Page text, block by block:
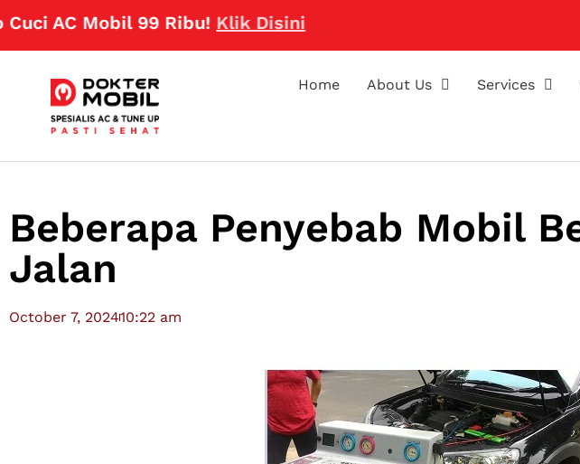
Mobil 99 Ribu! Klik Disini
Home About Us Services
Beberapa Penyebab Mobil
Jalan
October 7, 202410:22 am